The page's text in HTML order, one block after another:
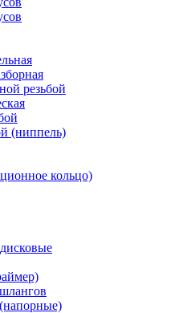
резьбой
(ниппель)
кольцо)